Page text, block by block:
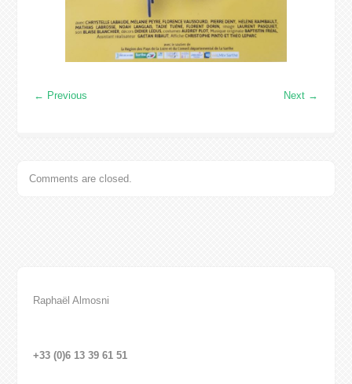
← Previous Next →
Comments are closed.
Raphaël Almosni
+33 (0)6 13 39 61 51